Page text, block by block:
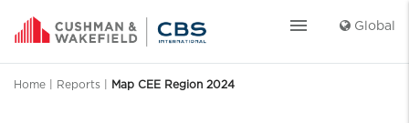
menu Global
Home Reports Map CEE Region 2024